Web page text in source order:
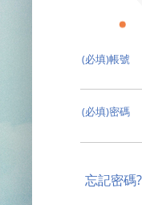
(必填)帳號
(必填)密碼
忘記密碼?